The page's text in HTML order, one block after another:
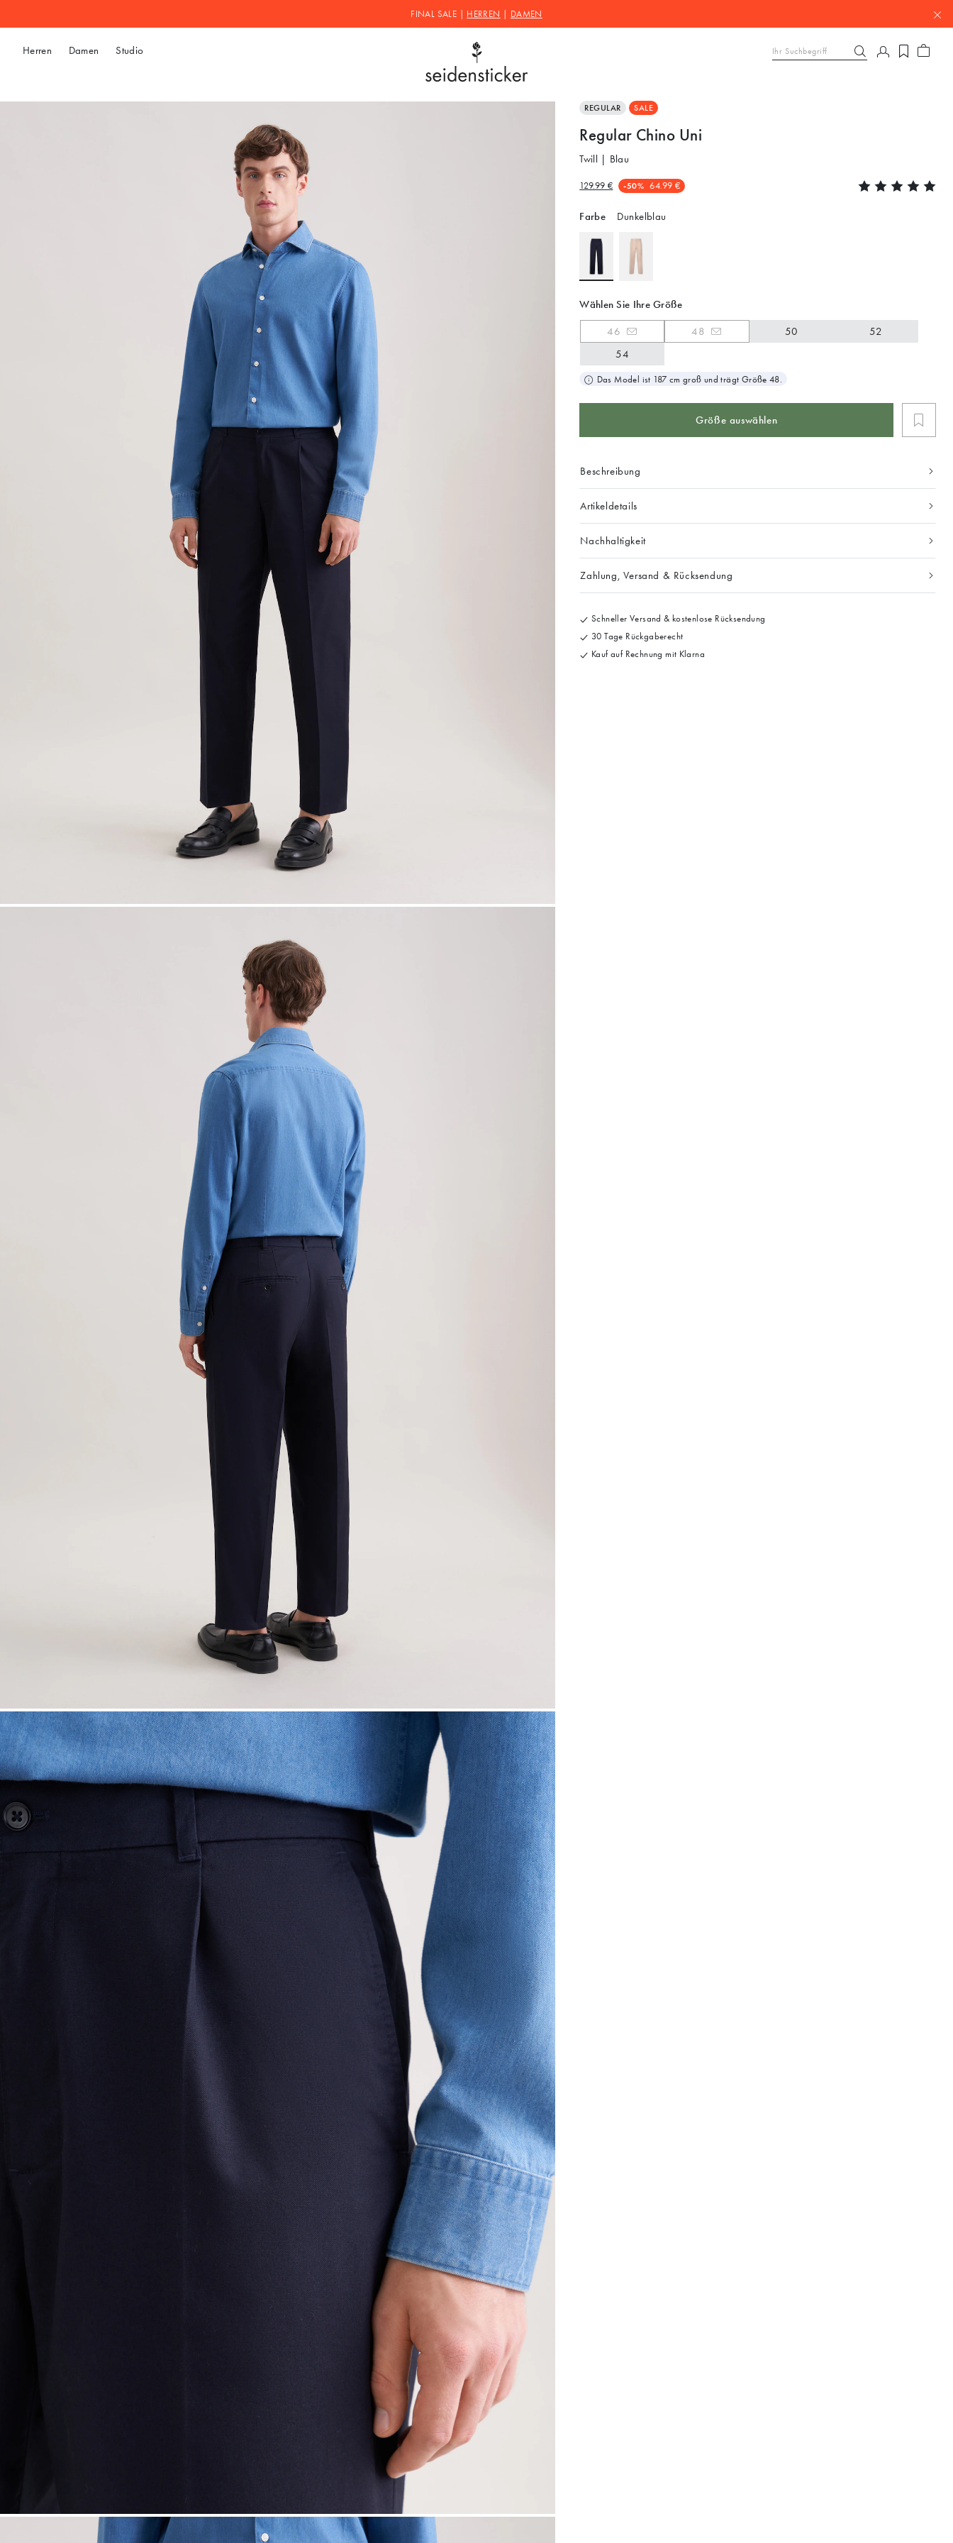
FINAL SALE | HERREN DAMEN
Herren Damen Studio
REGULAR SALE
Regular Chino Uni
Twill | Blau
129.99 € -50% 64.99 €
Farbe Dunkelblau
Wählen Sie Ihre Größe
46 48 50
52
54
Das Model ist 187 cm groß und trägt Größe 48.
Größe auswählen
Beschreibung
Artikeldetails
Nachhaltigkeit
Zahlung, Versand & Rücksendung
Schneller Versand & kostenlose Rücksendung
30 Tage Rückgaberecht
Kauf auf Rechnung mit Klarna